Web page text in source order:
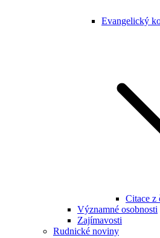
Evangelický
Citace z
Významné osobnosti
Zajímavosti
Rudnické noviny